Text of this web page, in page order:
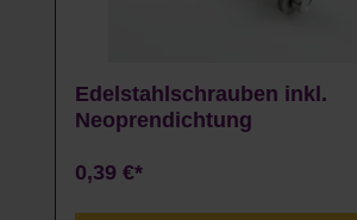
Edelstahlschrauben inkl.
Neoprendichtung
0,39 €*